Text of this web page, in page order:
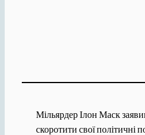
Мільярдер Ілон Маск
скоротити свої політичні